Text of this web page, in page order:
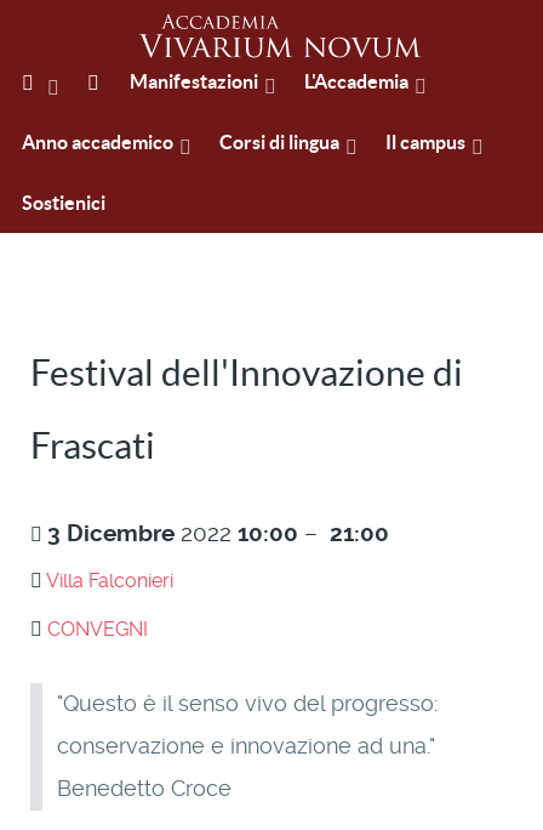
Manifestazioni L'Accademia
Anno accademico Corsi di lingua Il campus
Sostienici
Festival dell'Innovazione di
Frascati
3 Dicembre 2022 10:00 – 21:00
Villa Falconieri
CONVEGNI
"Questo è il senso vivo del progresso:
conservazione e innovazione ad una."
Benedetto Croce